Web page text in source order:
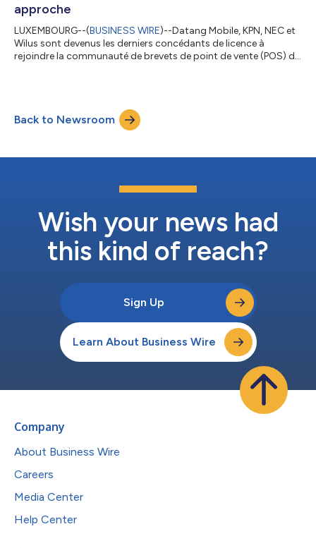
approche
LUXEMBOURG--(BUSINESS WIRE)--Datang Mobile, KPN, NEC et
Wilus sont devenus les derniers concédants de licence à
rejoindre la communauté de brevets de point de vente (POS) de
2G-5G à disposition dans le cadre du programme. La période
pendant laquelle les concédants de licences POS de Sisvel
bénéficieront d'incitation...
Back to Newsroom
Wish your news had
this kind of reach?
Sign Up
Learn About Business Wire
Company
About Business Wire
Careers
Media Center
Help Center